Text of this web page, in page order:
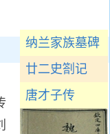
纳兰家族墓碑
廿二史劄记
唐才子传